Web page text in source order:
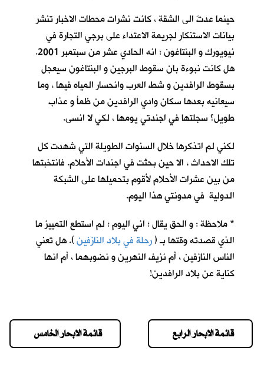
حينما عدتَ الى الشقة ، كانت نشرات محطات الاخبار تنشر
بيانات الاستنكار لجريمة الاعتداء على برجي التجارة في
نيويورك و البنتاغون ؛ انه الحادي عشر من سبتمبر 2001.
هل كانت نبوءة بان سقوط البرجين و البنتاغون سيعجل
بسقوط الرافدين و شط العرب وانحسار المياه فيها ، وما
سيعانيه بعدها سكان وادي الرافدين من ظمأ و عذاب
طويل؟ سجلتها في اجندتي يومها ، لكي لا انسى.
لكني لم اتذكرها خلال السنوات الطويلة التي شهدت كل
تلك الاحداث ، الا حين بحثت في اجندات الأحلام. فانتخبتها
من بين عشرات الأحلام لأقوم بتحميلها على الشبكة
الدولية في مدونتي هذا اليوم.
* ملاحظة : و الحق يقال ؛ اني اليوم ؛ لم استطع التمييز ما
الذي قصدته وقتها بـ (رحلة في بلاد النازفين). هل تعني
الناس النازفين ، أم نزيف النهرين و نضوبهما ، أم انها
كناية عن بلاد الرافدين!
قائمة الابحار الخامس قائمة الابحار الرابع